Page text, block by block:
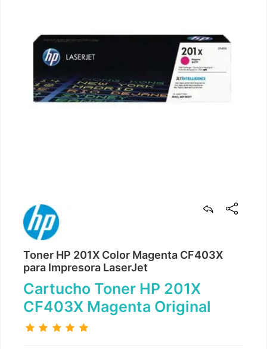
Toner HP 201X Color Magenta CF403X
para Impresora LaserJet
Cartucho Toner HP 201X
CF403X Magenta Original